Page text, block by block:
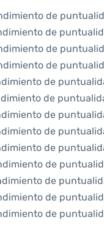
de
de
de
de
de
de
de
de
de
de
de
de
de